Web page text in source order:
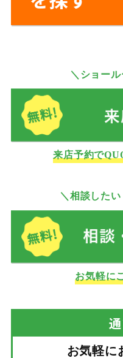
＼ショー
来店予約で
＼相談した
お気軽に
お気軽に